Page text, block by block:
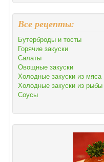
Все рецепты:
Бутерброды и тосты
Горячие закуски
Салаты
Овощные закуски
Холодные закуски из мяса
Холодные закуски из
Соусы